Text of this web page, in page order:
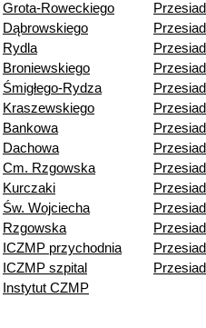
Grota-Roweckiego
Dąbrowskiego
Rydla
Broniewskiego
Śmigłego-Rydza
Kraszewskiego
Bankowa
Dachowa
Cm. Rzgowska
Kurczaki
Św. Wojciecha
Rzgowska
ICZMP przychodnia
ICZMP szpital
Instytut CZMP